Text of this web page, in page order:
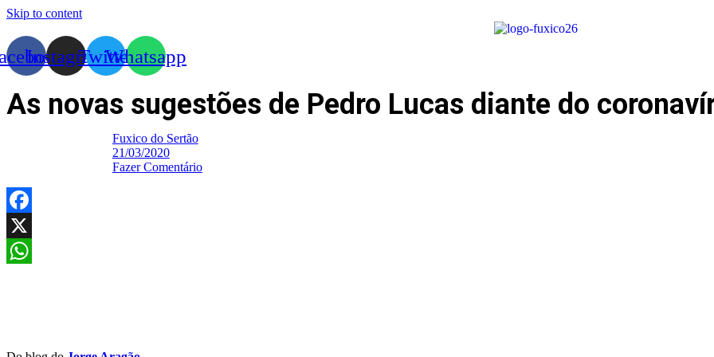
Skip to content
InstagramTwitterWhatsapp
As novas sugestões de Pedro Lucas diante do
Fuxico do Sertão
21/03/2020
Fazer Comentário
Facebook
X